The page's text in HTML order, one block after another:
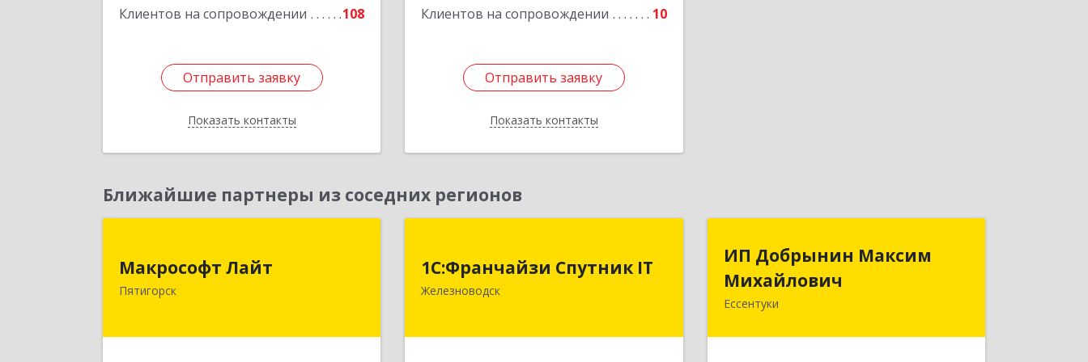
Клиентов на сопровождении 108
Отправить заявку
Показать контакты
Отправить заявку
Назад
Клиентов на сопровождении 10
Отправить заявку
Показать контакты
Отправить заявку
Назад
Ближайшие партнеры из соседних регионов
Макрософт Лайт
Пятигорск
357501, Ставропольский край,
Пятигорск г, Коста Хетагурова ул, дом
1С:Франчайзи Спутник IT
Железноводск
357430, Ставропольский край, город-
курорт Железноводск, Иноземцево п,
ИП Добрынин Максим
Михайлович
Ессентуки
ИП Добрынин Максим
Михайлович
357601, Ставропольский край,